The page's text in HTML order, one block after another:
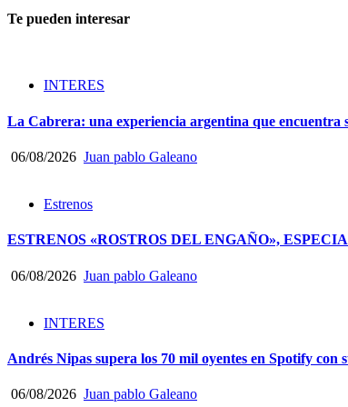
Te pueden interesar
INTERES
La Cabrera: una experiencia argentina que encuentra
06/08/2026 Juan pablo Galeano
Estrenos
ESTRENOS «ROSTROS DEL ENGAÑO»,
06/08/2026 Juan pablo Galeano
INTERES
Andrés Nipas supera los 70 mil oyentes en Spotify con
06/08/2026 Juan pablo Galeano